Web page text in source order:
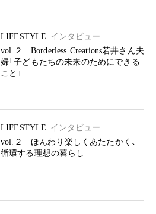
LIFESTYLE インタビュー
vol.２ Borderless Creations若井さん夫
婦「子どもたちの未来のためにできる
こと」
LIFESTYLE インタビュー
vol.２ ほんわり楽しくあたたかく、
循環する理想の暮らし